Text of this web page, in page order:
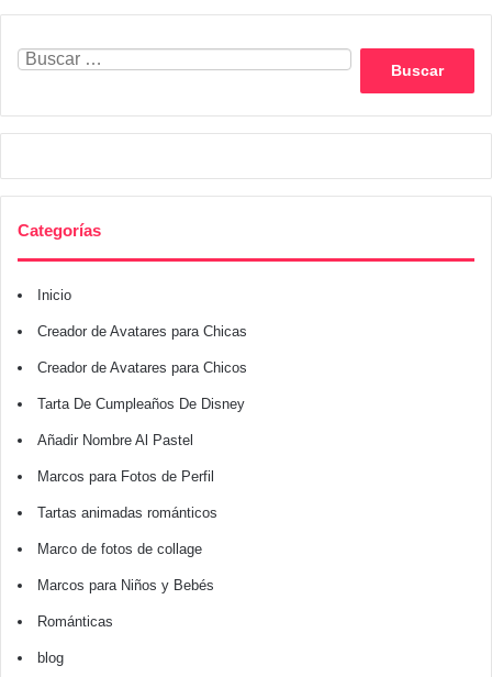
Categorías
Inicio
Creador de Avatares para Chicas
Creador de Avatares para Chicos
Tarta De Cumpleaños De Disney
Añadir Nombre Al Pastel
Marcos para Fotos de Perfil
Tartas animadas románticos
Marco de fotos de collage
Marcos para Niños y Bebés
Románticas
blog